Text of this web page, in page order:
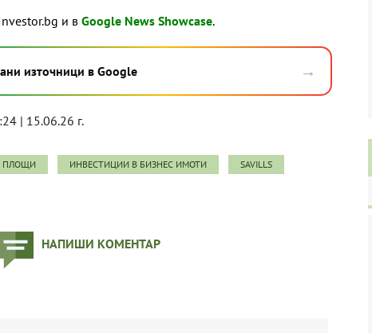
и в Google News Showcase.
източници в Google →
| 15.06.26 г.
ПЛОЩИ ИНВЕСТИЦИИ В БИЗНЕС ИМОТИ SAVILLS
НАПИШИ КОМЕНТАР